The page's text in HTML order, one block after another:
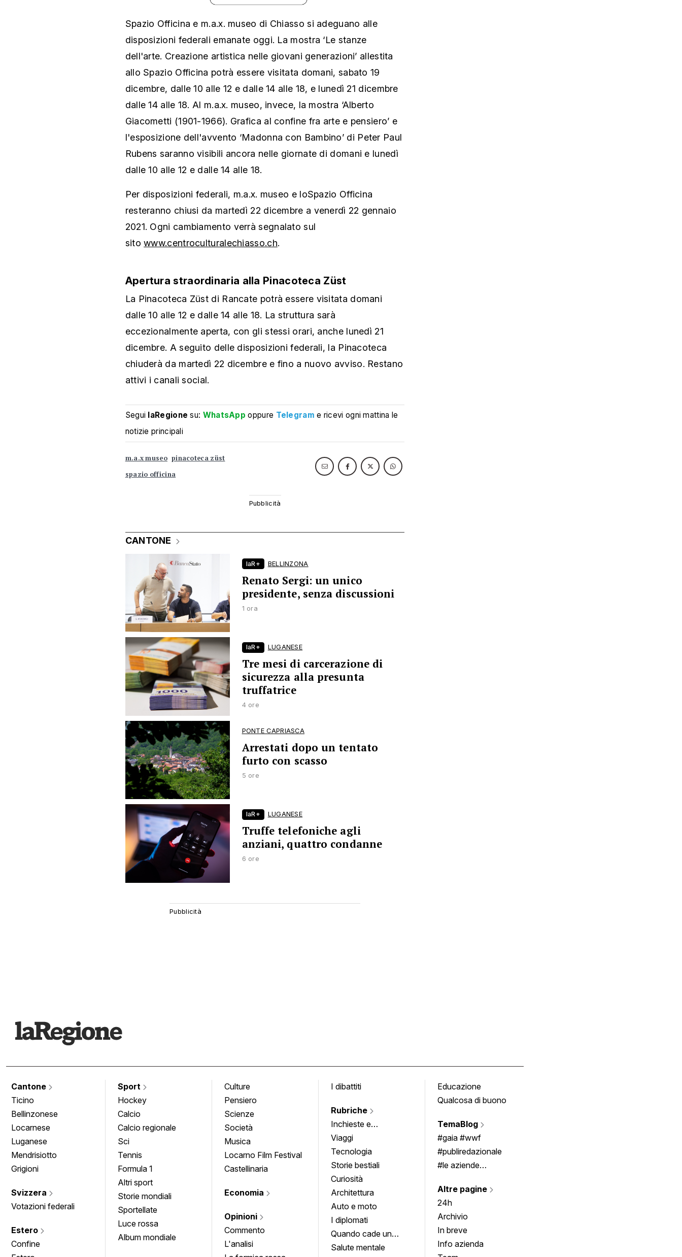
Spazio Officina e m.a.x. museo di Chiasso si adeguano alle
disposizioni federali emanate oggi. La mostra ‘Le stanze
dell'arte. Creazione artistica nelle giovani generazioni’ allestita
allo Spazio Officina potrà essere visitata domani, sabato 19
dicembre, dalle 10 alle 12 e dalle 14 alle 18, e lunedì 21 dicembre
dalle 14 alle 18. Al m.a.x. museo, invece, la mostra ‘Alberto
Giacometti (1901-1966). Grafica al confine fra arte e pensiero’ e
l'esposizione dell'avvento ‘Madonna con Bambino’ di Peter Paul
Rubens saranno visibili ancora nelle giornate di domani e lunedì
dalle 10 alle 12 e dalle 14 alle 18.
Per disposizioni federali, m.a.x. museo e loSpazio Officina
resteranno chiusi da martedì 22 dicembre a venerdì 22 gennaio
2021. Ogni cambiamento verrà segnalato sul
sitowww.centroculturalechiasso.ch.
Apertura straordinaria alla Pinacoteca Züst
La Pinacoteca Züst di Rancate potrà essere visitata domani
dalle 10 alle 12 e dalle 14 alle 18. La struttura sarà
eccezionalmente aperta, con gli stessi orari, anche lunedì 21
dicembre. A seguito delle disposizioni federali, la Pinacoteca
chiuderà da martedì 22 dicembre e fino a nuovo avviso. Restano
attivi i canali social.
Segui laRegione su: WhatsApp oppure Telegram e ricevi ogni mattina le
notizie principali
m.a.x museo pinacoteca züst
spazio officina
CANTONE
laR+ BELLINZONA
Renato Sergi: un unico
presidente, senza discussioni
1 ora
laR+ LUGANESE
Tre mesi di carcerazione di
sicurezza alla presunta
truffatrice
4 ore
PONTE CAPRIASCA
Arrestati dopo un tentato
furto con scasso
5 ore
laR+ LUGANESE
Truffe telefoniche agli
anziani, quattro condanne
6 ore
Cantone
Ticino
Bellinzonese
Locarnese
Luganese
Mendrisiotto
Grigioni
Svizzera
Votazioni federali
Estero
Confine
Sport
Hockey
Calcio
Calcio regionale
Sci
Tennis
Formula 1
Altri sport
Storie mondiali
Sportellate
Luce rossa
Album mondiale
Culture
Pensiero
Scienze
Società
Musica
Locarno Film Festival
Castellinaria
Economia
Opinioni
Commento
L'analisi
I dibattiti
Rubriche
Inchieste e
approfondimenti
Viaggi
Tecnologia
Storie bestiali
Curiosità
Architettura
Auto e moto
I diplomati
Quando cade un
quadro
Salute mentale
Educazione
Qualcosa di buono
TemaBlog
#gaia #wwf
#publiredazionale
#le aziende
Altre pagine
24h
Archivio
In breve
Info azienda